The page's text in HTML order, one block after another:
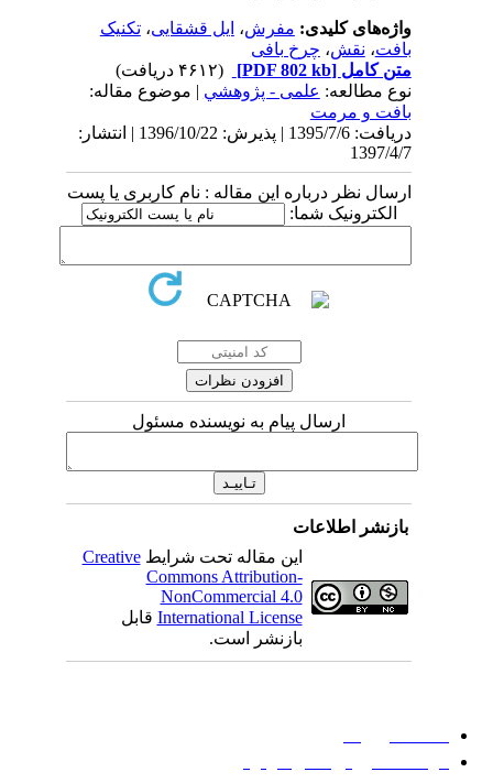
واژه‌های کلیدی:مفرش،ایل قشقایی،تکنیک
بافت،نقش،چرخ بافی
متن کامل[PDF 802 kb]
نوع مطالعه:علمی - پژوهشي| موضوع مقاله:
بافت و مرمت
دریافت: 1395/7/6 | پذیرش: 1396/10/22 | انتشار:
1397/4/7
ارسال نظر درباره این مقاله : نام کاربری یا پست
الکترونیک شما:
ارسال پیام به نویسنده مسئول
بازنشر اطلاعات
این مقاله تحت شرایطCreative
Commons Attribution-
NonCommercial 4.0
International Licenseقابل
بازنشر است.
دانشگاه بیرجند
مؤسسه آموزش عالی فردوس